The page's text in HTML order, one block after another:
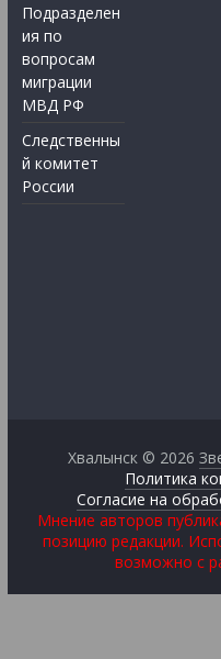
Подразделен
ия по
вопросам
миграции
МВД РФ
Следственны
й комитет
России
Хвалынск © 2026
Политика
Согласие на
Мнение авторов
позицию редакции.
возможно с